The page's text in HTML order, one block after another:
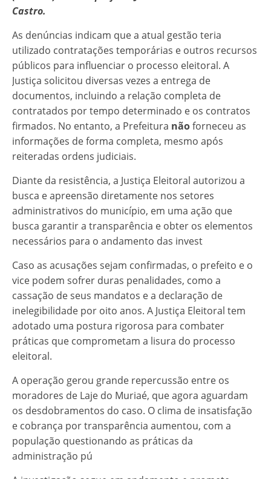
Castro.
As denúncias indicam que a atual gestão teria
utilizado contratações temporárias e outros recursos
públicos para influenciar o processo eleitoral. A
Justiça solicitou diversas vezes a entrega de
documentos, incluindo a relação completa de
contratados por tempo determinado e os contratos
firmados. No entanto, a Prefeitura nãoforneceu as
informações de forma completa, mesmo após
reiteradas ordens judiciais.
Diante da resistência, a Justiça Eleitoral autorizou a
busca e apreensão diretamente nos setores
administrativos do município, em uma ação que
busca garantir a transparência e obter os elementos
necessários para o andamento das invest
Caso as acusações sejam confirmadas, o prefeito e o
vice podem sofrer duras penalidades, como a
cassação de seus mandatos e a declaração de
inelegibilidade por oito anos. A Justiça Eleitoral tem
adotado uma postura rigorosa para combater
práticas que comprometam a lisura do processo
eleitoral.
A operação gerou grande repercussão entre os
moradores de Laje do Muriaé, que agora aguardam
os desdobramentos do caso. O clima de insatisfação
e cobrança por transparência aumentou, com a
população questionando as práticas da
administração pú